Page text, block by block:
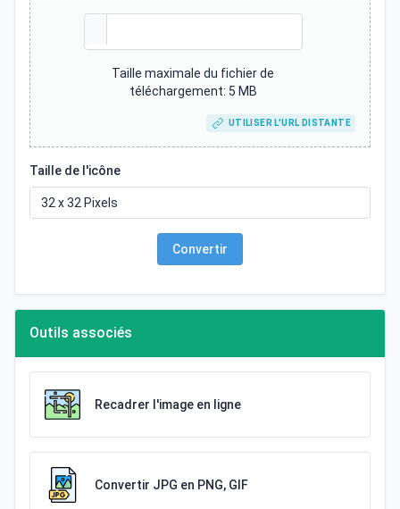
Taille maximale du fichier de
téléchargement: 5 MB
UTILISER L'URL DISTANTE
Taille de l'icône
Convertir
Outils associés
Recadrer l'image en ligne
Convertir JPG en PNG, GIF